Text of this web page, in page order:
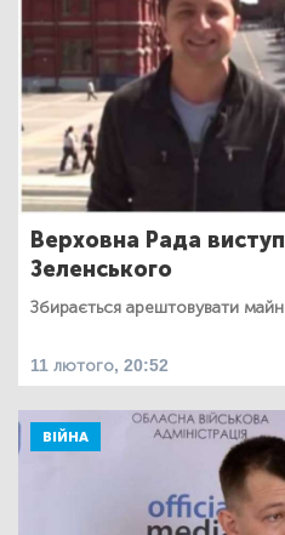
Верховна Рада
Зеленського
Збирається арештовувати
11 лютого, 20:52
ВІЙНА